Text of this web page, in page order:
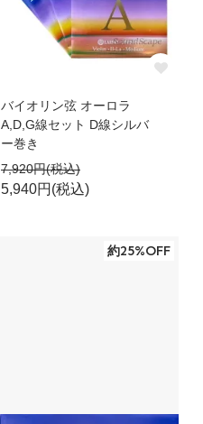
バイオリン弦 オーロラ
A,D,G線セット D線シルバ
ー巻き
7,920円(税込)
5,940円(税込)
約25%OFF